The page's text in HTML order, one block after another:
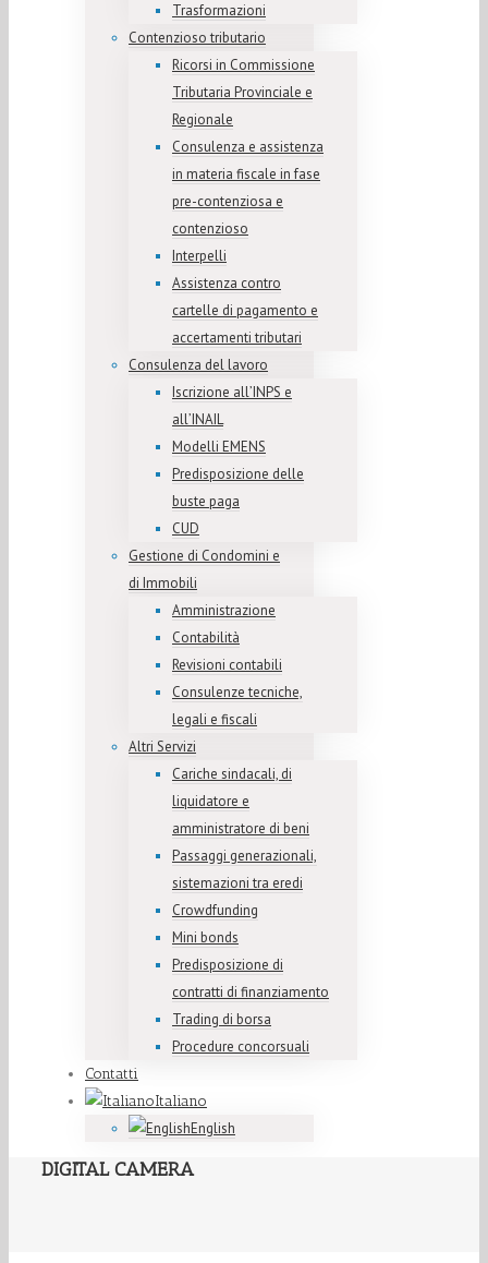
Trasformazioni
Contenzioso tributario
Ricorsi in Commissione
Tributaria Provinciale e
Regionale
Consulenza e assistenza
in materia fiscale in fase
pre-contenziosa e
contenzioso
Interpelli
Assistenza contro
cartelle di pagamento e
accertamenti tributari
Consulenza del lavoro
Iscrizione all’INPS e
all’INAIL
Modelli EMENS
Predisposizione delle
buste paga
CUD
Gestione di Condomini e
di Immobili
Amministrazione
Contabilità
Revisioni contabili
Consulenze tecniche,
legali e fiscali
Altri Servizi
Cariche sindacali, di
liquidatore e
amministratore di beni
Passaggi generazionali,
sistemazioni tra eredi
Crowdfunding
Mini bonds
Predisposizione di
contratti di finanziamento
Trading di borsa
Procedure concorsuali
Contatti
Italiano
English
DIGITAL CAMERA